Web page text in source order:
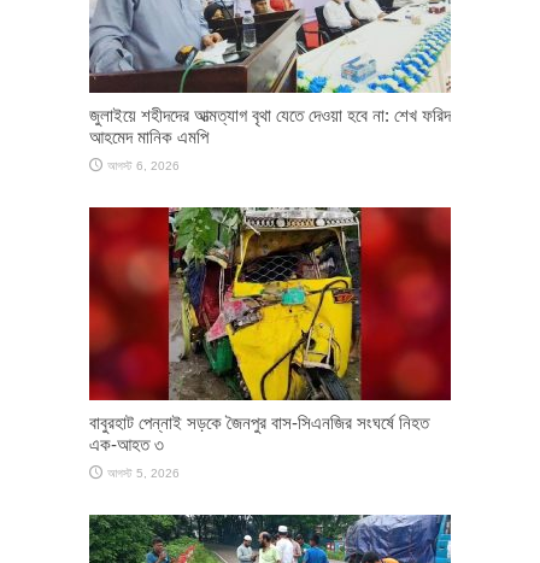
জুলাইয়ে শহীদদের আত্মত্যাগ বৃথা যেতে দেওয়া হবে না: শেখ ফরিদ
আহমেদ মানিক এমপি
আগস্ট 6, 2026
বাবুরহাট পেন্নাই সড়কে জৈনপুর বাস-সিএনজির সংঘর্ষে নিহত
এক-আহত ৩
আগস্ট 5, 2026